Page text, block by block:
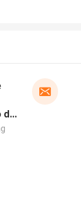
del